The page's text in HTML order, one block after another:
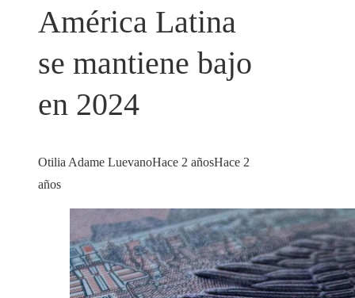
América Latina
se mantiene bajo
en 2024
Otilia Adame LuevanoHace 2 añosHace 2
años